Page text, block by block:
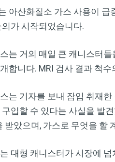
아산화질소 가스 사용이 급
가 시작되었습니다.
는 거의 매일 큰 캐니스터
합니다. MRI 검사 결과 척
는 기자를 보내 잠입 취재
구입할 수 있다는 사실을 발
받았으며, 가스로 무엇을 할
대형 캐니스터가 시장에